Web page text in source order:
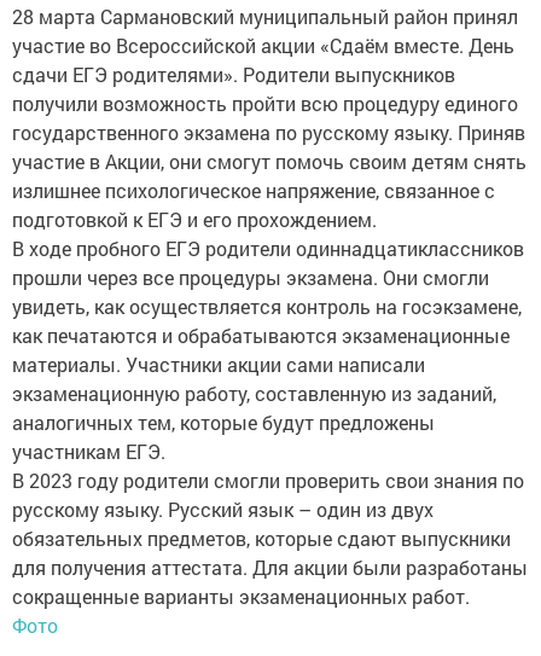
28 марта Сармановский муниципальный район принял
участие во Всероссийской акции «Сдаём вместе. День
сдачи ЕГЭ родителями». Родители выпускников
получили возможность пройти всю процедуру единого
государственного экзамена по русскому языку. Приняв
участие в Акции, они смогут помочь своим детям снять
излишнее психологическое напряжение, связанное с
подготовкой к ЕГЭ и его прохождением.
В ходе пробного ЕГЭ родители одиннадцатиклассников
прошли через все процедуры экзамена. Они смогли
увидеть, как осуществляется контроль на госэкзамене,
как печатаются и обрабатываются экзаменационные
материалы. Участники акции сами написали
экзаменационную работу, составленную из заданий,
аналогичных тем, которые будут предложены
участникам ЕГЭ.
В 2023 году родители смогли проверить свои знания по
русскому языку. Русский язык – один из двух
обязательных предметов, которые сдают выпускники
для получения аттестата. Для акции были разработаны
сокращенные варианты экзаменационных работ.
Фото